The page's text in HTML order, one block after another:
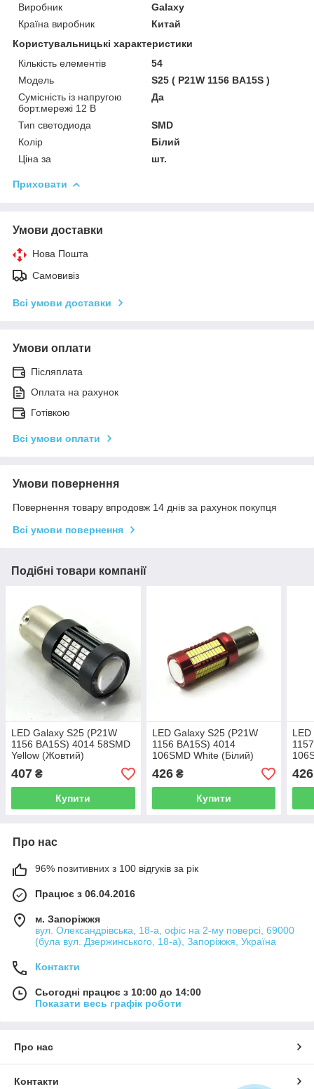
Виробник
Galaxy
Країна виробник
Китай
Користувальницькі характеристики
Кількість елементів
54
Мoдель
S25 ( P21W 1156 BA15S )
Сумісність із напругою
борт.мережі 12 В
Да
Тип светодиода
SMD
Колір
Білий
Ціна за
шт.
Приховати
Умови доставки
Нова Пошта
Самовивіз
Всі умови доставки
Умови оплати
Післяплата
Оплата на рахунок
Готівкою
Всі умови оплати
Умови повернення
Повернення товару впродовж 14 днів за рахунок покупця
Всі умови повернення
Подібні товари компанії
LED Galaxy S25 (P21W
1156 BA15S) 4014 58SMD
Yellow (Жовтий)
407 ₴
Купити
LED Galaxy S25 (P21W
1156 BA15S) 4014
106SMD White (Білий)
426₴
Купити
426
Про нас
96% позитивних з 100 відгуків за рік
Працює з 06.04.2016
м. Запоріжжя
вул. Олександрівська, 18-а, офіс на 2-му поверсі, 69000
(була вул. Дзержинського, 18-а), Запоріжжя, Україна
Контакти
Сьогодні працює з 10:00 до 14:00
Показати весь графік роботи
Про нас
Контакти